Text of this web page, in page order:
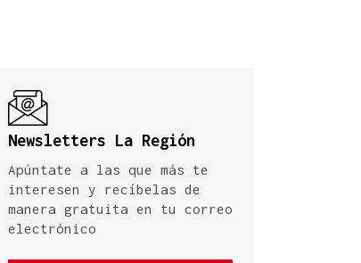
Newsletters La Región
Apúntate a las que más te
interesen y recíbelas de
manera gratuita en tu correo
electrónico